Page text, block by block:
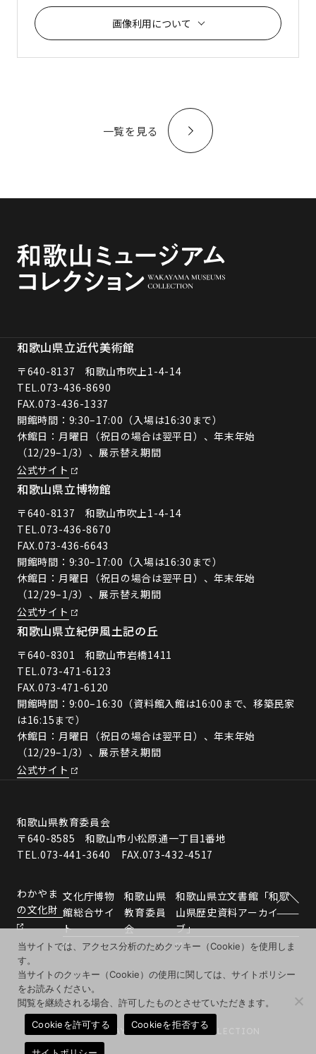
画像利用について
一覧を見る
和歌山県立近代美術館
〒640-8137 和歌山市吹上1-4-14
TEL.073-436-8690
FAX.073-436-1337
開館時間：9:30–17:00（入場は16:30まで）
休館日：月曜日（祝日の場合は翌平日）、年末年始
（12/29–1/3）、展示替え期間
公式サイト
和歌山県立博物館
〒640-8137 和歌山市吹上1-4-14
TEL.073-436-8670
FAX.073-436-6643
開館時間：9:30–17:00（入場は16:30まで）
休館日：月曜日（祝日の場合は翌平日）、年末年始
（12/29–1/3）、展示替え期間
公式サイト
和歌山県立紀伊風土記の丘
〒640-8301 和歌山市岩橋1411
TEL.073-471-6123
FAX.073-471-6120
開館時間：9:00–16:30（資料館入館は16:00まで、移築民家
は16:15まで）
休館日：月曜日（祝日の場合は翌平日）、年末年始
（12/29–1/3）、展示替え期間
公式サイト
和歌山県教育委員会
〒640-8585 和歌山市小松原通一丁目1番地
TEL.073-441-3640 FAX.073-432-4517
わかやま
の文化財
文化庁博物
館総合サイ
ト
和歌山県
教育委員
会
和歌山県立文書館「和歌
山県歴史資料アーカイ
ブ」
© 2026 WAKAYAMA MUSEUMS COLLECTION
当サイトでは、アクセス分析のためクッキー（Cookie）を使用しま
す。
当サイトのクッキー（Cookie）の使用に関しては、サイトポリシー
をお読みください。
閲覧を継続される場合、許可したものとさせていただきます。
Cookieを許可する
Cookieを拒否する